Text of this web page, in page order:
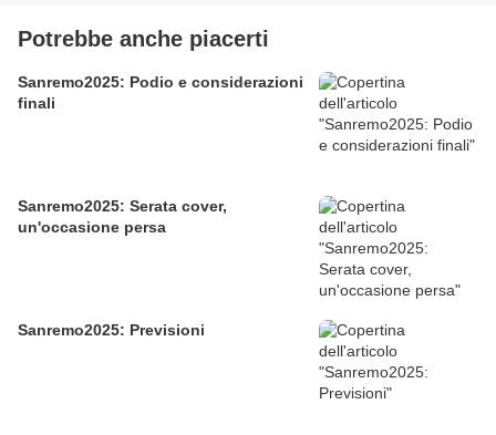
Potrebbe anche piacerti
Sanremo2025: Podio e considerazioni
finali
Sanremo2025: Serata cover,
un'occasione persa
Sanremo2025: Previsioni